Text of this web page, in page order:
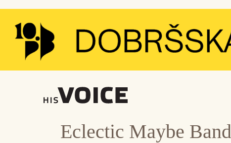
Přeskočit
obsah
Eclectic Maybe Band